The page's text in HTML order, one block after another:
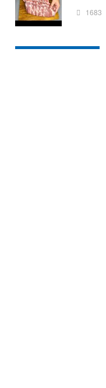
1683